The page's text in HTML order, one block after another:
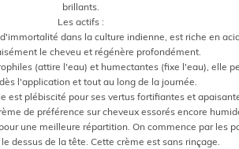
brillants.
Les actifs :
dans la culture indienne, est riche en
le cheveu et régénère profondément.
(attire l'eau) et humectantes (fixe l'eau), elle
l'application et tout au long de la journée.
est plébiscité pour ses vertus fortifiantes et
de préférence sur cheveux essorés encore
une meilleure répartition. On commence par les
dessus de la tête. Cette crème est sans rinçage.